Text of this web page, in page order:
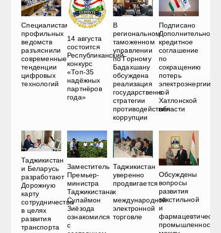
Специалистам
профильных
ведомств
разъяснили
современные
тенденции
цифровых
технологий
14 августа
состоится
Республиканский
конкурс
«Топ-35
надёжных
партнёров
года»
В
региональном
таможенном
управлении
по Горному
Бадахшану
обсуждена
реализация
государственной
стратегии
противодействия
коррупции
Подписано
Дополнительное
кредитное
соглашение
по
сокращению
потерь
электроэнергии
в
Хатлонской
области
Таджикистан
и Беларусь
разработают
Дорожную
карту
сотрудничества
в целях
развития
транспорта
Заместитель
Премьер-
министра
Таджикистана
Сулаймон
Зиёзода
ознакомился
с
Таджикистан
уверенно
продвигается
к
международной
электронной
торговле
Обсуждены
вопросы
развития
текстильной
и
промышленности